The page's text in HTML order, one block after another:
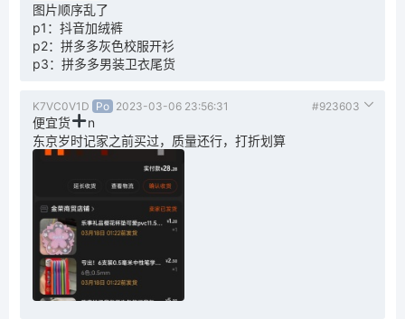
图片顺序乱了
p1：抖音加绒裤
p2：拼多多灰色校服开衫
p3：拼多多男装卫衣尾货
K7VC0V1D Po 2023-03-06 23:56:31 #923603
便宜货
n
东京岁时记家之前买过，质量还行，打折划算